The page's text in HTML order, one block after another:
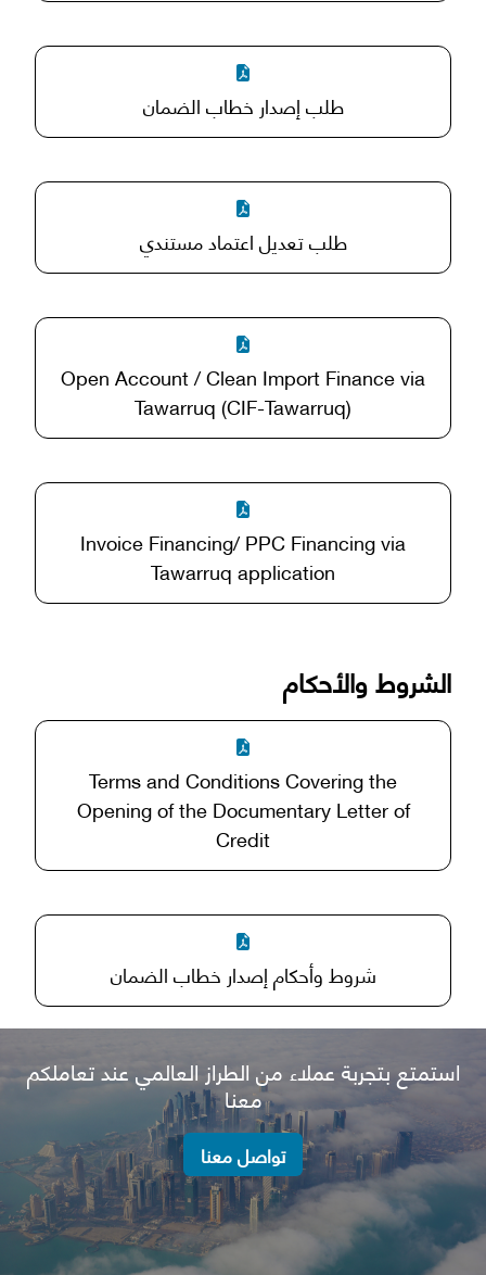
طلب إصدار خطاب الضمان
طلب تعديل اعتماد مستندي
Open Account / Clean Import Finance via
Tawarruq (CIF-Tawarruq)
Invoice Financing/ PPC Financing via
Tawarruq application
الشروط والأحكام
Terms and Conditions Covering the
Opening of the Documentary Letter of
Credit
شروط وأحكام إصدار خطاب الضمان
استمتع بتجربة عملاء من الطراز العالمي عند تعاملكم
معنا
تواصل معنا